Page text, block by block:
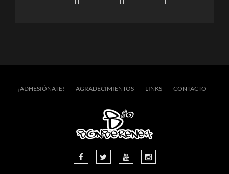
¡ADHESIÓNATE! AGRADECIMIENTOS LINKS CONTACTO